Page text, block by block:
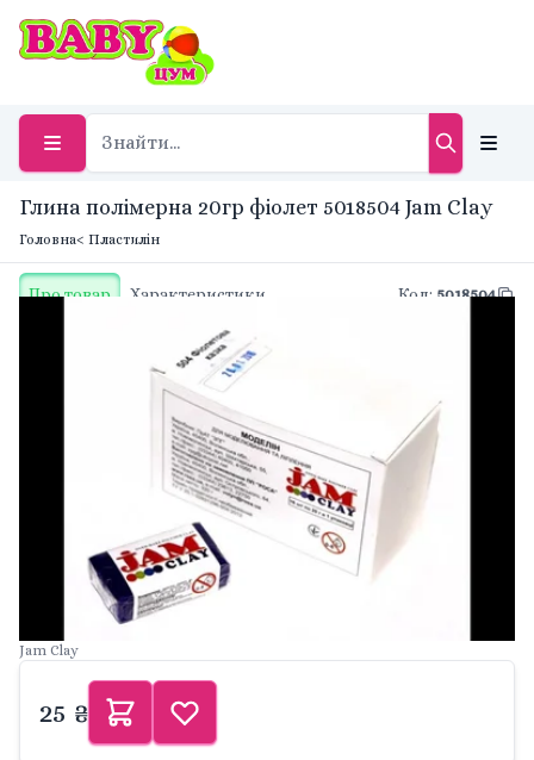
Глина полімерна 20гр фіолет 5018504 Jam Clay
Головна< Пластилін
Про товар Характеристики Код: 5018504
Jam Clay
25 ₴